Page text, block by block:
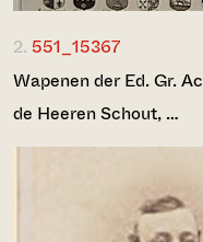
2. 551_15367
Wapenen der Ed. Gr.
de Heeren Schout, …